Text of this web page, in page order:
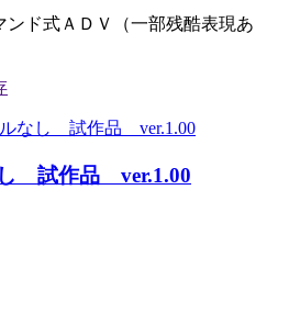
ンド式ＡＤＶ（一部残酷表現あ
試作品 ver.1.00